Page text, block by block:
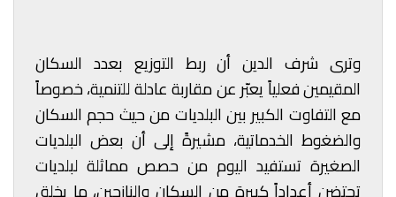
وترى شرف الدين أن ربط التوزيع بعدد السكان
المقيمين فعلياً يعبّر عن مقاربة عادلة للتنمية، خصوصاً
مع التفاوت الكبير بين البلديات من حيث حجم السكان
والضغوط الخدماتية، مشيرةً إلى أن بعض البلديات
الصغيرة تستفيد اليوم من حصص مماثلة لبلديات